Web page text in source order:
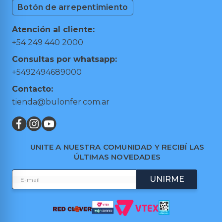
Medios de Pagos
Cambios y Devoluciones
Puntos de retiro
Preguntas frecuentes
Términos y condiciones
Trabajá con nosotros
Herramientas de Mano
Herramientas Eléctricas
Botón de arrepentimiento
Atención al cliente:
+54 249 440 2000
Consultas por whatsapp:
+5492494689000
Contacto:
tienda@bulonfer.com.ar
UNITE A NUESTRA COMUNIDAD Y RECIBÍ LAS
ÚLTIMAS NOVEDADES
UNIRME